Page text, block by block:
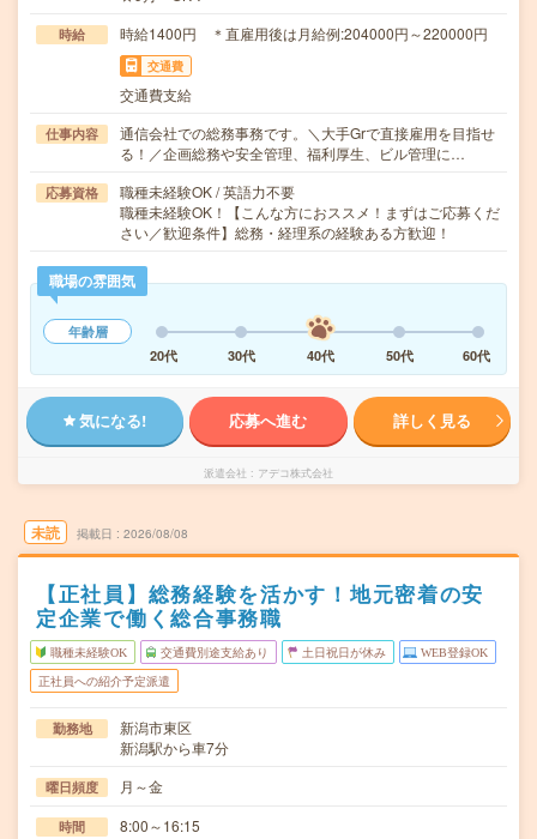
時給 時給1400円 ＊直雇用後は月給例:204000円～220000円
交通費
交通費支給
仕事内容
通信会社での総務事務です。＼大手Grで直接雇用を目指せ
る！／企画総務や安全管理、福利厚生、ビル管理に…
応募資格
職種未経験OK / 英語力不要
職種未経験OK！【こんな方におススメ！まずはご応募くだ
さい／歓迎条件】総務・経理系の経験ある方歓迎！
職場の雰囲気
年齢層
20代
30代 40代 50代 60代
気になる! 応募へ進む 詳しく見る
派遣会社 アデコ株式会社
未読 掲載日 2026/08/08
【正社員】総務経験を活かす！地元密着の安
定企業で働く総合事務職
職種未経験OK 交通費別途支給あり 土日祝日が休み WEB登録OK
正社員への紹介予定派遣
勤務地
新潟市東区
新潟駅から車7分
曜日頻度 月～金
時間 8:00～16:15